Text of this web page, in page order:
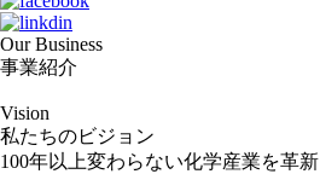
Our Business
事業紹介
Vision
私たちのビジョン
100年以上変わらない化学産業を革新